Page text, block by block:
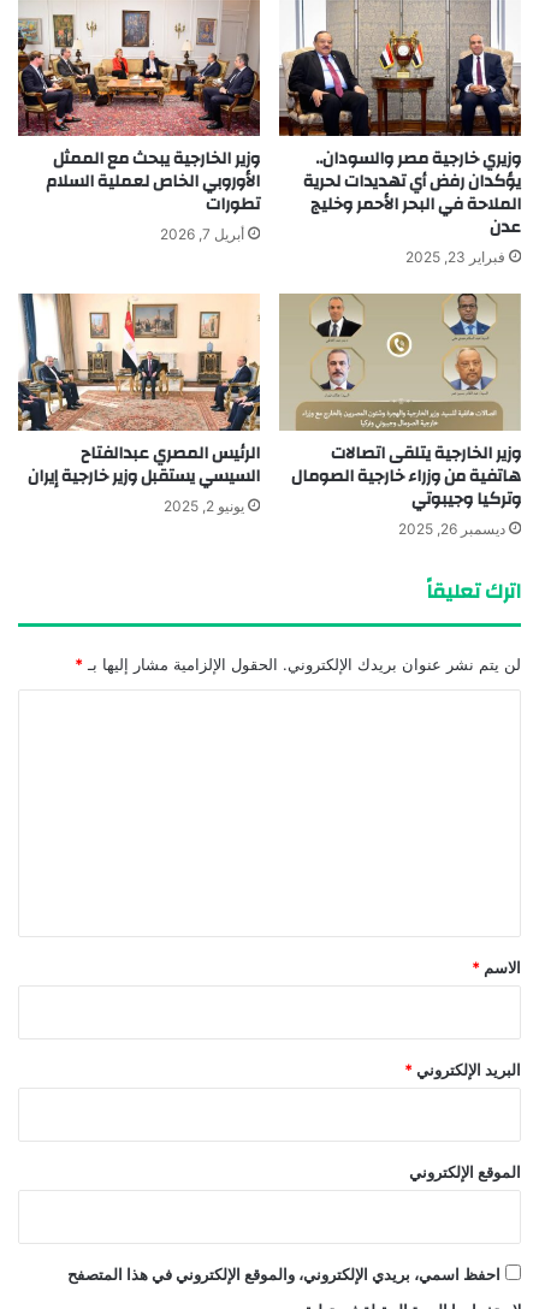
وزيري خارجية مصر والسودان..
يؤكدان رفض أي تهديدات لحرية
الملاحة في البحر الأحمر وخليج
عدن
فبراير 23, 2025
وزير الخارجية يبحث مع الممثل
الأوروبي الخاص لعملية السلام
تطورات
أبريل 7, 2026
وزير الخارجية يتلقى اتصالات
هاتفية من وزراء خارجية الصومال
وتركيا وجيبوتي
ديسمبر 26, 2025
الرئيس المصري عبدالفتاح
السيسي يستقبل وزير خارجية إيران
يونيو 2, 2025
اترك تعليقاً
لن يتم نشر عنوان بريدك الإلكتروني. الحقول الإلزامية مشار إليها بـ *
*
الاسم *
البريد الإلكتروني *
الموقع الإلكتروني
احفظ اسمي، بريدي الإلكتروني، والموقع الإلكتروني في هذا المتصفح